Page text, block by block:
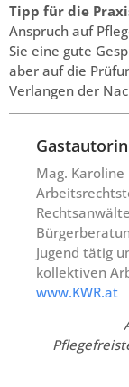
Tipp für die
Anspruch auf
Sie eine gute
aber auf die
Verlangen der
Gastautorin
Mag.
Jugend tätig
kollektiven
www.KWR.at